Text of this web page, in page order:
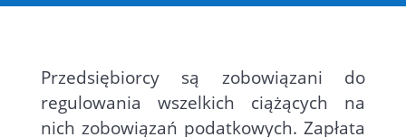
Przedsiębiorcy są zobowiązani do
regulowania wszelkich ciążących na
nich zobowiązań podatkowych. Zapłata